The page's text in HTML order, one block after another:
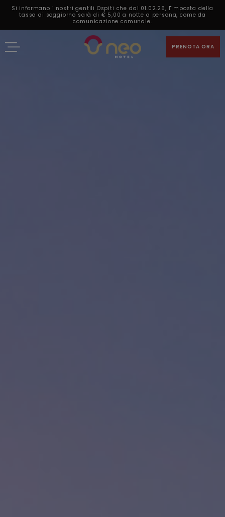
Si informano i nostri gentili Ospiti che dal 01.02.26, l'imposta della
tassa di soggiorno sarà di € 5,00 a notte a persona, come da
comunicazione comunale.
PRENOTA ORA